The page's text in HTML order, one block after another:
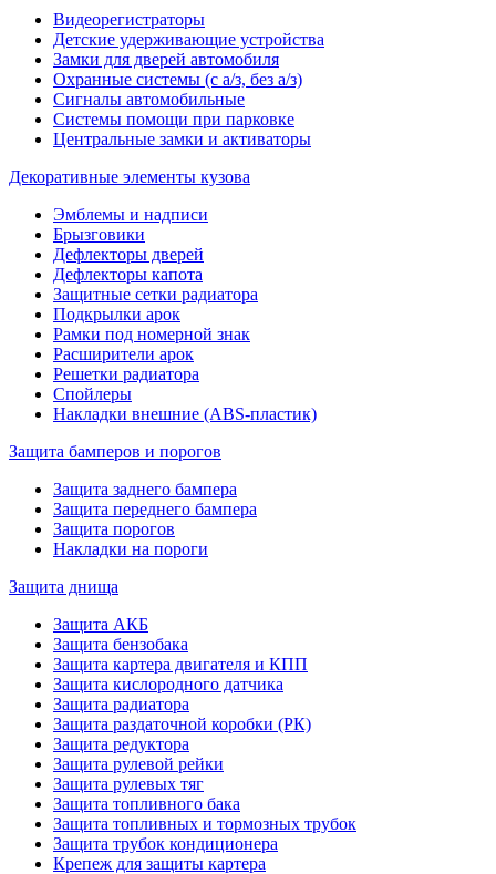
Видеорегистраторы
Детские удерживающие устройства
Замки для дверей автомобиля
Охранные системы (с а/з, без а/з)
Сигналы автомобильные
Системы помощи при парковке
Центральные замки и активаторы
Декоративные элементы кузова
Эмблемы и надписи
Брызговики
Дефлекторы дверей
Дефлекторы капота
Защитные сетки радиатора
Подкрылки арок
Рамки под номерной знак
Расширители арок
Решетки радиатора
Спойлеры
Накладки внешние (ABS-пластик)
Защита бамперов и порогов
Защита заднего бампера
Защита переднего бампера
Защита порогов
Накладки на пороги
Защита днища
Защита АКБ
Защита бензобака
Защита картера двигателя и КПП
Защита кислородного датчика
Защита радиатора
Защита раздаточной коробки (РК)
Защита редуктора
Защита рулевой рейки
Защита рулевых тяг
Защита топливного бака
Защита топливных и тормозных трубок
Защита трубок кондиционера
Крепеж для защиты картера